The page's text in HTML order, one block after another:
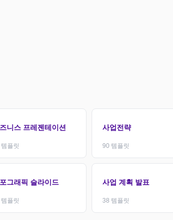
니스 프레젠테이션
템플릿
사업전략
90 템플릿
그래픽 슬라이드
템플릿
사업 계획 발표
38 템플릿